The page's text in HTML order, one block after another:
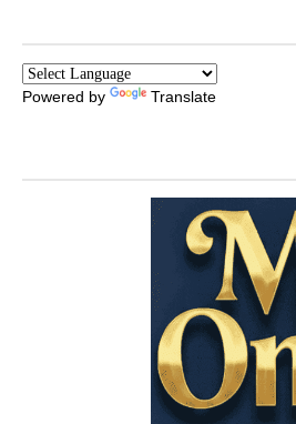
Powered by Translate